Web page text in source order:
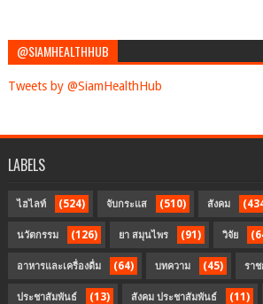
@SIAMHEALTHHUB
Tweets by @SiamHealthHub
LABELS
ไฮไลท์ (524) จับกระแส (510) สังคม
นวัตกรรม (126) ยา สมุนไพร (91) วิจัย
อาหารและเครื่องดื่ม (64) บทความ (45) รา
ประชาสัมพันธ์ (13) สังคม ประชาสัมพันธ์ (11)